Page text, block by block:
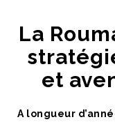
La
et
A longueur